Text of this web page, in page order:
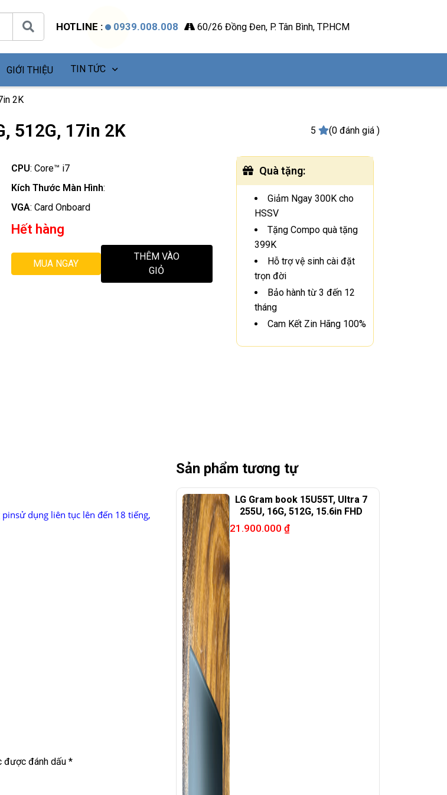
HOTLINE : 0939.008.008 60/26 Đồng Đen, P. Tân Bình, TP.HCM
GIỚI THIỆU TIN TỨC
2K
512G, 17in 2K 5 (0 đánh giá )
CPU: Core™ i7
Kích Thước Màn Hình:
VGA: Card Onboard
Hết hàng
MUA NGAY
THÊM VÀO
GIỎ
Quà tặng:
Giảm Ngay 300K cho
HSSV
Tặng Compo quà tặng
399K
Hỗ trợ vệ sinh cài đặt
trọn đời
Bảo hành từ 3 đến 12
tháng
Cam Kết Zin Hãng 100%
pinsử dụng liên tục lên đến 18 tiếng,
được đánh dấu *
Sản phẩm tương tự
LG Gram book 15U55T, Ultra 7
255U, 16G, 512G, 15.6in FHD
21.900.000 ₫